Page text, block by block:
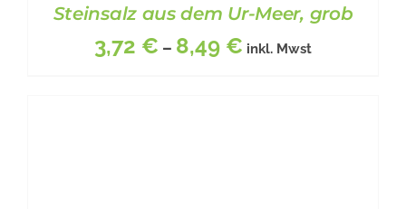
Steinsalz aus dem Ur-Meer, grob
3,72 € – 8,49 € inkl. Mwst